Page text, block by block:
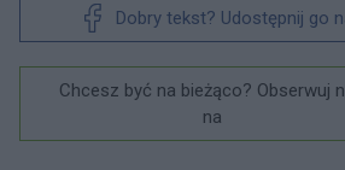
Dobry tekst? Udostępnij go
Chcesz być na bieżąco? Obserwuj
na